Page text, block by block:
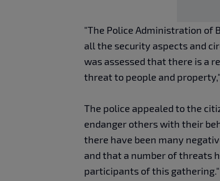
"The Police Administration of
all the security aspects and
was assessed that there is a
threat to people and
The police appealed to the
endanger others with their
there have been many
and that a number of threats
participants of this gathering."